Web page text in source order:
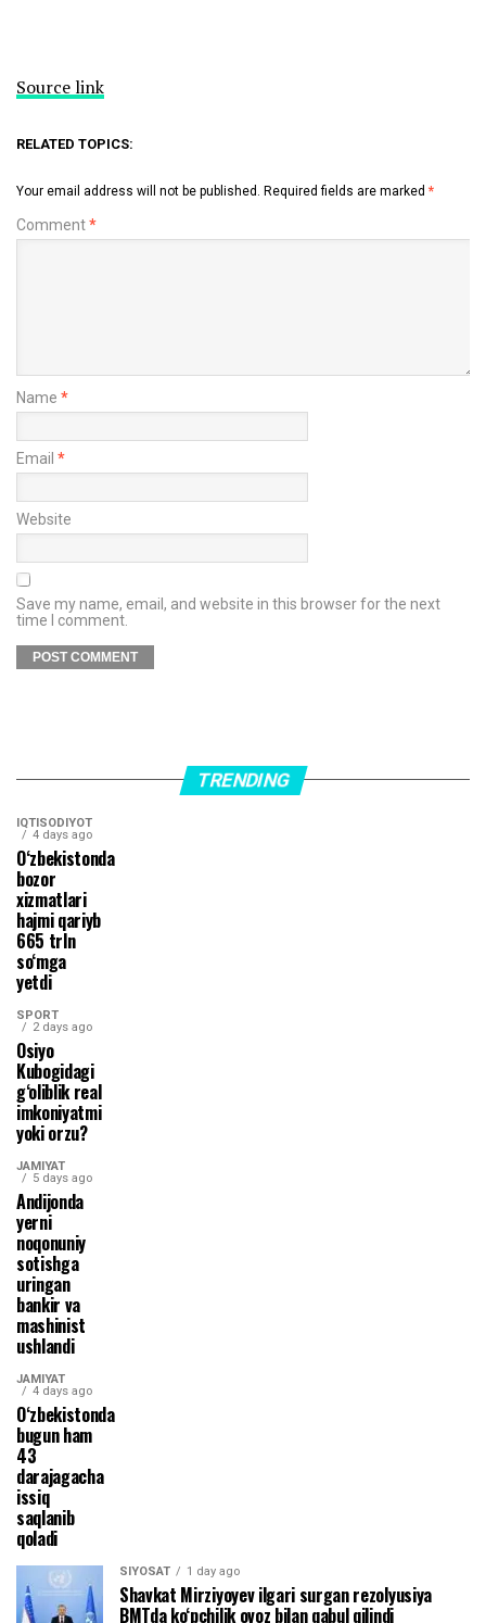
Source link
RELATED TOPICS:
Your email address will not be published. Required fields are marked *
Comment*
Name *
Email *
Website
Save my name, email, and website in this browser for the next
time I comment.
TRENDING
IQTISODIYOT
4 days ago
O‘zbekistonda
bozor
xizmatlari
hajmi qariyb
665 trln
so‘mga
yetdi
SPORT
2 days ago
Osiyo
Kubogidagi
g‘oliblik real
imkoniyatmi
yoki orzu?
JAMIYAT
5 days ago
Andijonda
yerni
noqonuniy
sotishga
uringan
bankir va
mashinist
ushlandi
JAMIYAT
4 days ago
O‘zbekistonda
bugun ham
43
darajagacha
issiq
saqlanib
qoladi
SIYOSAT 1 day ago
Shavkat Mirziyoyev ilgari surgan rezolyusiya
BMTda ko‘pchilik ovoz bilan qabul qilindi